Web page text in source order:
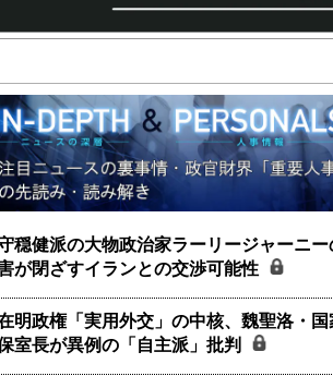
穏健派の大物政治家ラーリージャーニー
が閉ざすイランとの交渉可能性
明政権「実用外交」の中核、魏聖洛・国
室長が異例の「自主派」批判